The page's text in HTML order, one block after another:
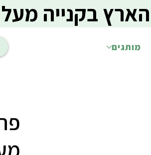
מותגים
בקנייה מעל